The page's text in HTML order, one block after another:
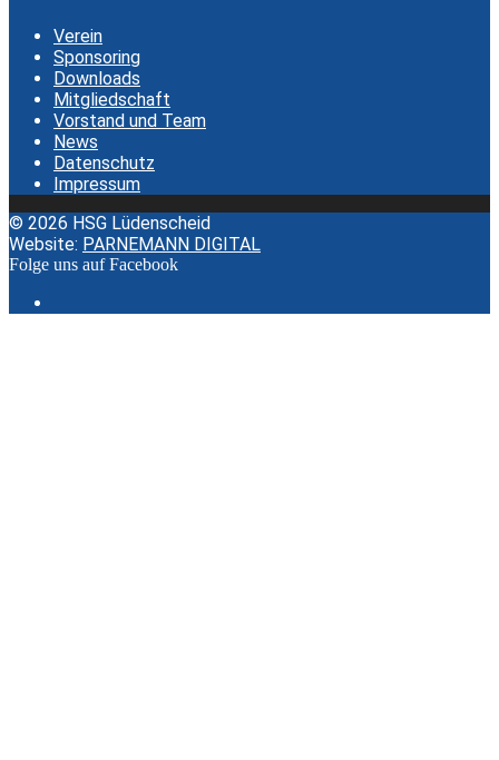
Verein
Sponsoring
Downloads
Mitgliedschaft
Vorstand und Team
News
Datenschutz
Impressum
© 2026 HSG Lüdenscheid
Website: PARNEMANN DIGITAL
Folge uns auf Facebook